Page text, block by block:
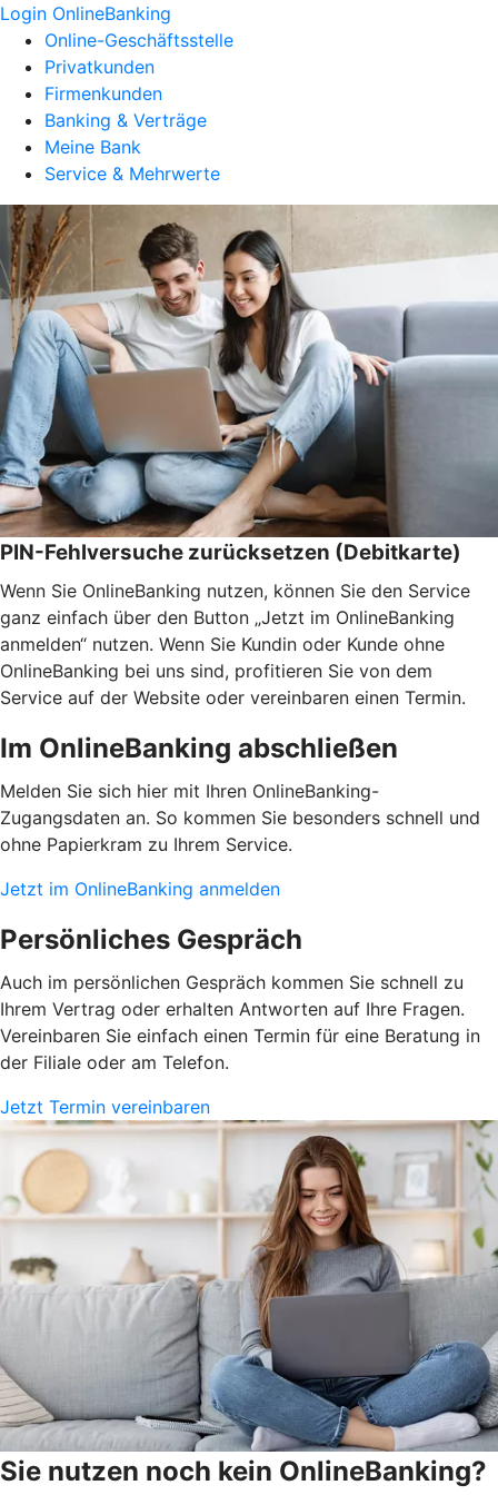
Login OnlineBanking
Online-Geschäftsstelle
Privatkunden
Firmenkunden
Banking & Verträge
Meine Bank
Service & Mehrwerte
PIN-Fehlversuche zurücksetzen (Debitkarte)
Wenn Sie OnlineBanking nutzen, können Sie den Service
ganz einfach über den Button „Jetzt im OnlineBanking
anmelden“ nutzen. Wenn Sie Kundin oder Kunde ohne
OnlineBanking bei uns sind, profitieren Sie von dem
Service auf der Website oder vereinbaren einen Termin.
Im OnlineBanking abschließen
Melden Sie sich hier mit Ihren OnlineBanking-
Zugangsdaten an. So kommen Sie besonders schnell und
ohne Papierkram zu Ihrem Service.
Jetzt im OnlineBanking anmelden
Persönliches Gespräch
Auch im persönlichen Gespräch kommen Sie schnell zu
Ihrem Vertrag oder erhalten Antworten auf Ihre Fragen.
Vereinbaren Sie einfach einen Termin für eine Beratung in
der Filiale oder am Telefon.
Jetzt Termin vereinbaren
Sie nutzen noch kein OnlineBanking?